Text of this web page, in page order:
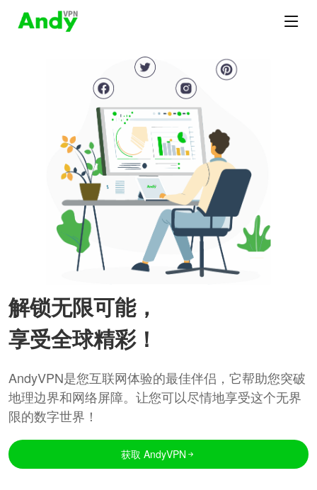
解锁无限可能，
享受全球精彩！
AndyVPN是您互联网体验的最佳伴侣，它帮助您突破
地理边界和网络屏障。让您可以尽情地享受这个无界
限的数字世界！
获取 AndyVPN